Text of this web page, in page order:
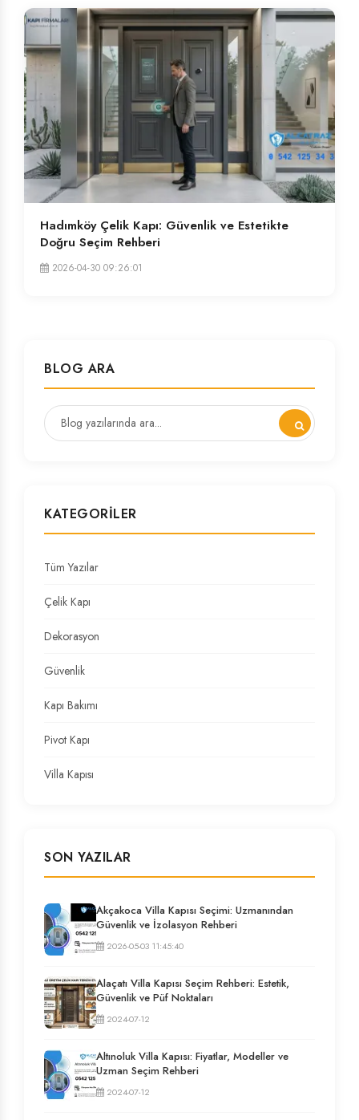
Hadımköy Çelik Kapı: Güvenlik ve Estetikte
Doğru Seçim Rehberi
2026-04-30 09:26:01
BLOG ARA
KATEGORILER
Tüm Yazılar
Çelik Kapı
Dekorasyon
Güvenlik
Kapı Bakımı
Pivot Kapı
Villa Kapısı
SON YAZILAR
Akçakoca Villa Kapısı Seçimi: Uzmanından
Güvenlik ve İzolasyon Rehberi
2026-05-03 11:45:40
Alaçatı Villa Kapısı Seçim Rehberi: Estetik,
Güvenlik ve Püf Noktaları
2024-07-12
Altınoluk Villa Kapısı: Fiyatlar, Modeller ve
Uzman Seçim Rehberi
2024-07-12